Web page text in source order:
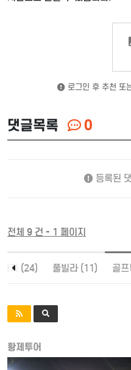
로그인 후 추천 또
댓글목록 0
등록된
전체 9 건 - 1 페이지
지 (24) 풀빌라 (11) 골
황제투어